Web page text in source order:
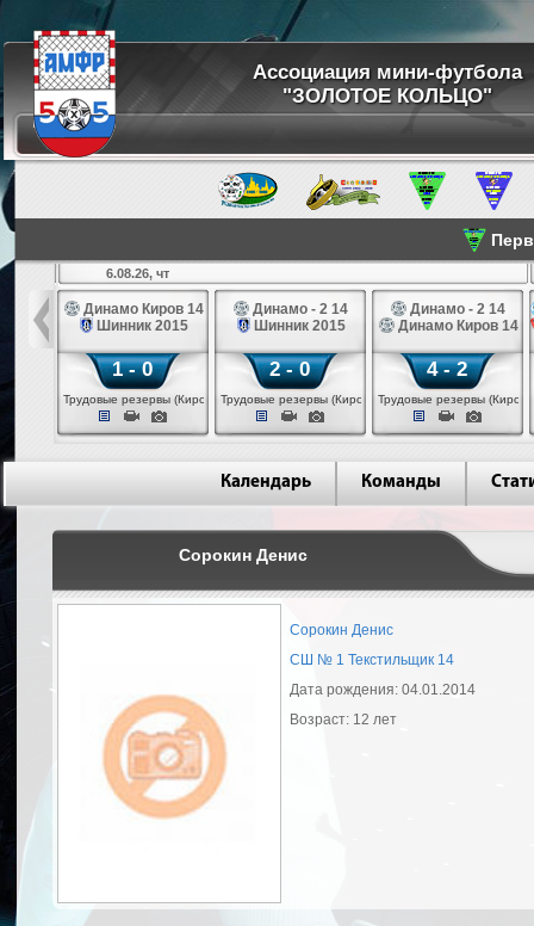
Ассоциация мини-футбола
"ЗОЛОТОЕ КОЛЬЦО"
14
6.08.26, чт
Динамо Киров 14
Шинник 2015
1 - 0
Трудовые резервы (Киров)
Динамо - 2 14
Шинник 2015
2 - 0
Трудовые резервы (Киров)
Динамо - 2 14
Динамо Киров 14
4 - 2
Трудовые резервы (Киров)
Календарь Команды
Сорокин Денис
Сорокин Денис
СШ № 1 Текстильщик 14
Дата рождения: 04.01.2014
Возраст: 12 лет